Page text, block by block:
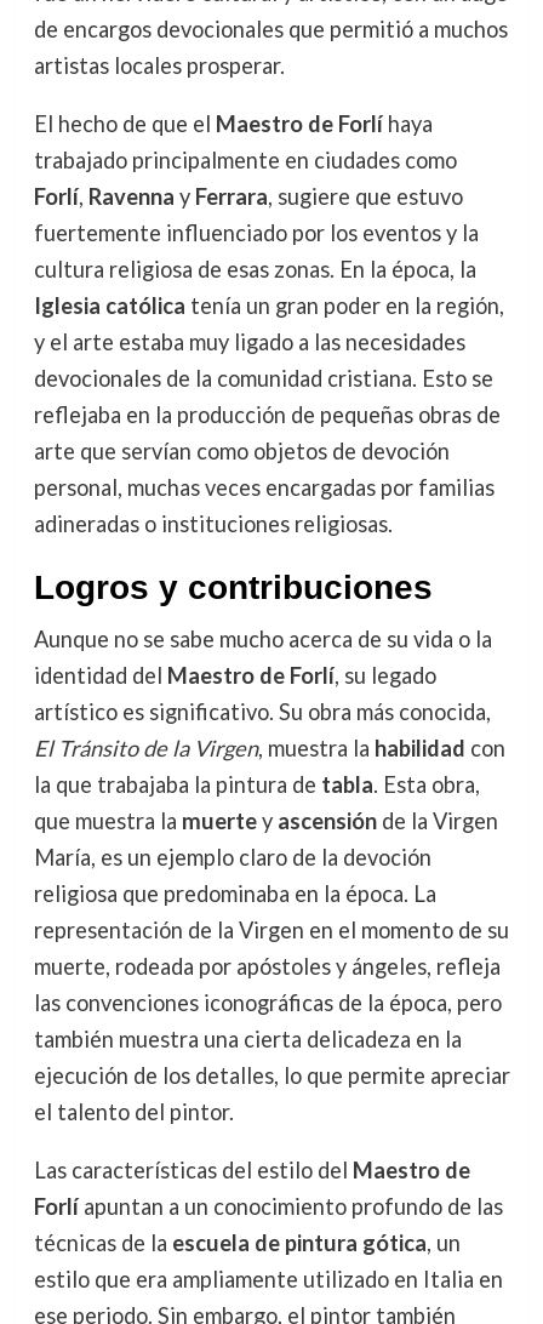
de encargos devocionales que permitió a muchos
artistas locales prosperar.
El hecho de que el Maestro de Forlíhaya
trabajado principalmente en ciudades como
Forlí, Ravenna y Ferrara, sugiere que estuvo
fuertemente influenciado por los eventos y la
cultura religiosa de esas zonas. En la época, la
Iglesia católica tenía un gran poder en la región,
y el arte estaba muy ligado a las necesidades
devocionales de la comunidad cristiana. Esto se
reflejaba en la producción de pequeñas obras de
arte que servían como objetos de devoción
personal, muchas veces encargadas por familias
adineradas o instituciones religiosas.
Logros y contribuciones
Aunque no se sabe mucho acerca de su vida o la
identidad del Maestro de Forlí, su legado
artístico es significativo. Su obra más conocida,
El Tránsito de la Virgen, muestra la habilidad con
la que trabajaba la pintura de tabla. Esta obra,
que muestra la muertey ascensiónde la Virgen
María, es un ejemplo claro de la devoción
religiosa que predominaba en la época. La
representación de la Virgen en el momento de su
muerte, rodeada por apóstoles y ángeles, refleja
las convenciones iconográficas de la época, pero
también muestra una cierta delicadeza en la
ejecución de los detalles, lo que permite apreciar
el talento del pintor.
Las características del estilo del Maestro de
Forlíapuntan a un conocimiento profundo de las
técnicas de la escuela de pintura gótica, un
estilo que era ampliamente utilizado en Italia en
ese periodo. Sin embargo, el pintor también